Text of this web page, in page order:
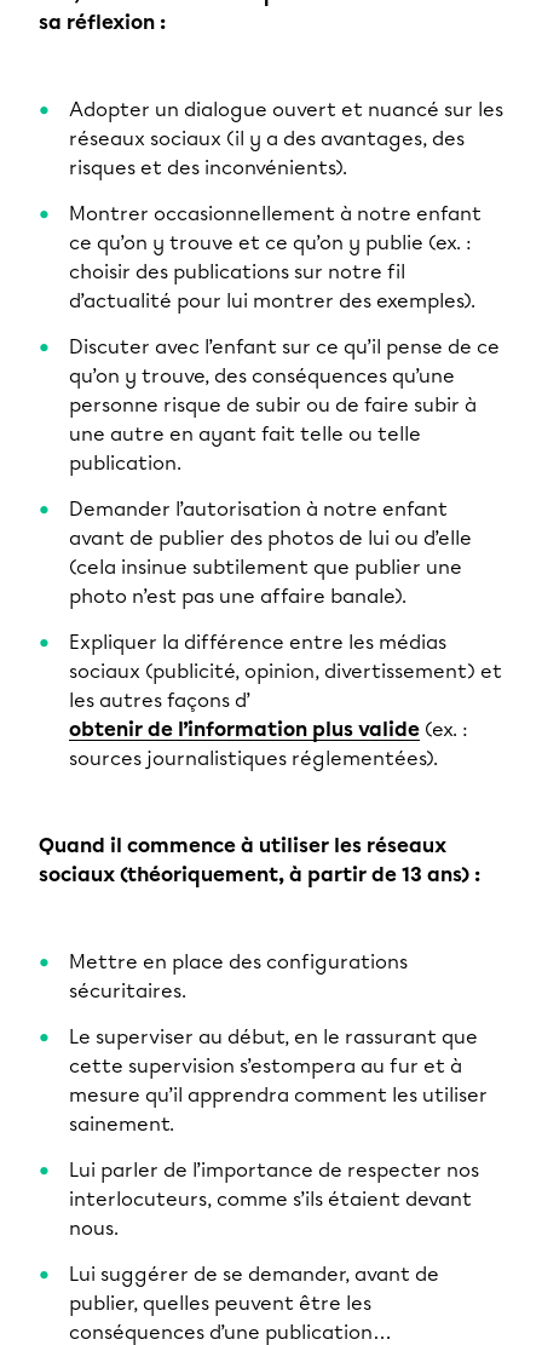
sa réflexion :
Adopter un dialogue ouvert et nuancé sur les
réseaux sociaux (il y a des avantages, des
risques et des inconvénients).
Montrer occasionnellement à notre enfant
ce qu’on y trouve et ce qu’on y publie (ex. :
choisir des publications sur notre fil
d’actualité pour lui montrer des exemples).
Discuter avec l’enfant sur ce qu’il pense de ce
qu’on y trouve, des conséquences qu’une
personne risque de subir ou de faire subir à
une autre en ayant fait telle ou telle
publication.
Demander l’autorisation à notre enfant
avant de publier des photos de lui ou d’elle
(cela insinue subtilement que publier une
photo n’est pas une affaire banale).
Expliquer la différence entre les médias
sociaux (publicité, opinion, divertissement) et
les autres façons d’
obtenir de l’information plus valide (ex. :
sources journalistiques réglementées).
Quand il commence à utiliser les réseaux
sociaux (théoriquement, à partir de 13 ans) :
Mettre en place des configurations
sécuritaires.
Le superviser au début, en le rassurant que
cette supervision s’estompera au fur et à
mesure qu’il apprendra comment les utiliser
sainement.
Lui parler de l’importance de respecter nos
interlocuteurs, comme s’ils étaient devant
nous.
Lui suggérer de se demander, avant de
publier, quelles peuvent être les
conséquences d’une publication…